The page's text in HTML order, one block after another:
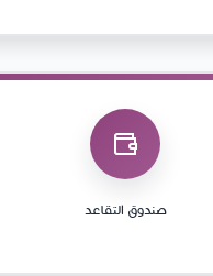
صندوق التقاعد